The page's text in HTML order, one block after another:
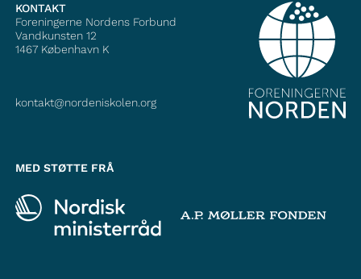
KONTAKT
Foreningerne Nordens Forbund
Vandkunsten 12
1467 København K
kontakt@nordeniskolen.org
MED STØTTE FRÅ